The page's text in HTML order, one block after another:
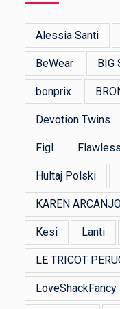
Alessia Santi
BeWear BIG
bonprix
Devotion Twins
Figl Flawless
Hultaj Polski
KAREN
Kesi Lanti
LE TRICOT
LoveShackFancy